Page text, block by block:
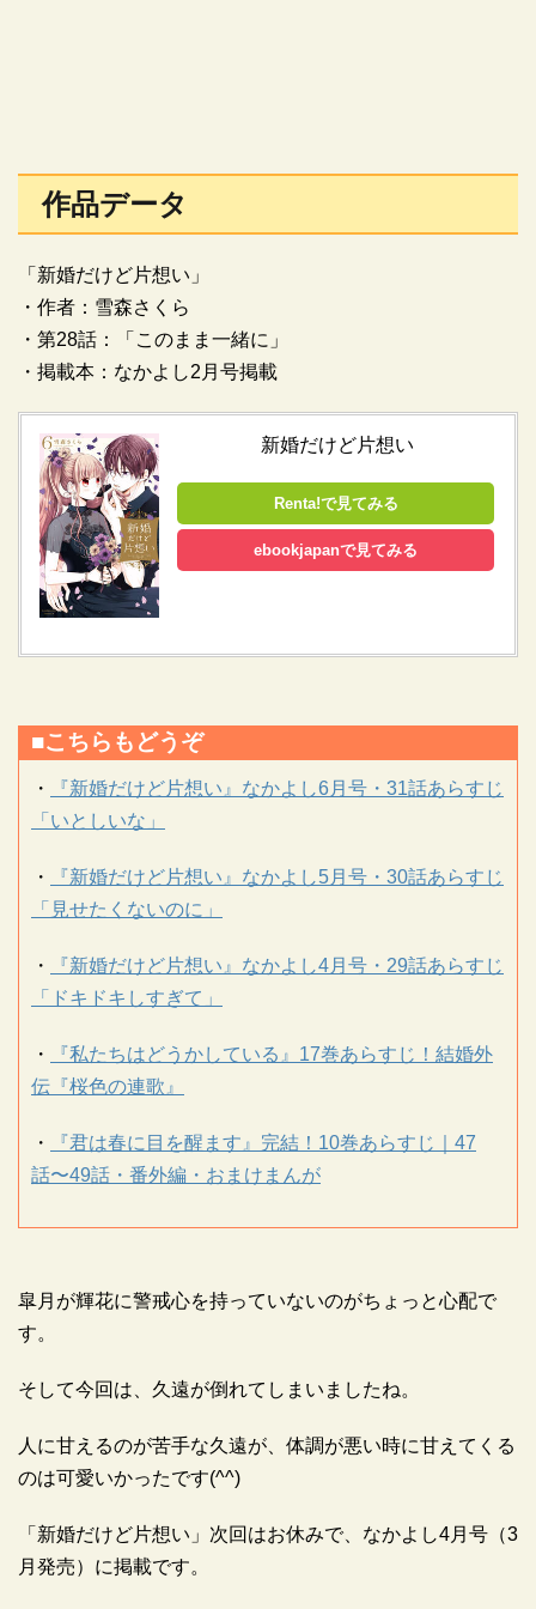
作品データ
「新婚だけど片想い」
・作者：雪森さくら
・第28話：「このまま一緒に」
・掲載本：なかよし2月号掲載
新婚だけど片想い
Renta!で見てみる
ebookjapanで見てみる
■こちらもどうぞ
・
『新婚だけど片想い』なかよし6月号・31話あらすじ
「いとしいな」
・
『新婚だけど片想い』なかよし5月号・30話あらすじ
「見せたくないのに」
・
『新婚だけど片想い』なかよし4月号・29話あらすじ
「ドキドキしすぎて」
・
『私たちはどうかしている』17巻あらすじ！結婚外
伝『桜色の連歌』
・
『君は春に目を醒ます』完結！10巻あらすじ｜47
話〜49話・番外編・おまけまんが
皐月が輝花に警戒心を持っていないのがちょっと心配で
す。
そして今回は、久遠が倒れてしまいましたね。
人に甘えるのが苦手な久遠が、体調が悪い時に甘えてくる
のは可愛いかったです(^^)
「新婚だけど片想い」次回はお休みで、なかよし4月号（3
月発売）に掲載です。